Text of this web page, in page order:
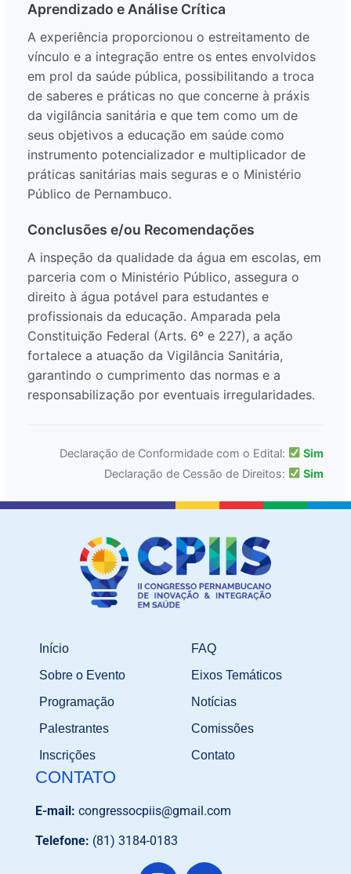
Aprendizado e Análise Crítica
A experiência proporcionou o estreitamento de
vínculo e a integração entre os entes envolvidos
em prol da saúde pública, possibilitando a troca
de saberes e práticas no que concerne à práxis
da vigilância sanitária e que tem como um de
seus objetivos a educação em saúde como
instrumento potencializador e multiplicador de
práticas sanitárias mais seguras e o Ministério
Público de Pernambuco.
Conclusões e/ou Recomendações
A inspeção da qualidade da água em escolas, em
parceria com o Ministério Público, assegura o
direito à água potável para estudantes e
profissionais da educação. Amparada pela
Constituição Federal (Arts. 6º e 227), a ação
fortalece a atuação da Vigilância Sanitária,
garantindo o cumprimento das normas e a
responsabilização por eventuais irregularidades.
Declaração de Conformidade com o Edital:
Sim
Declaração de Cessão de Direitos:
Sim
Início
Sobre o Evento
Programação
Palestrantes
Inscrições
FAQ
Eixos Temáticos
Notícias
Comissões
Contato
CONTATO
E-mail: congressocpiis@gmail.com
Telefone: (81) 3184-0183